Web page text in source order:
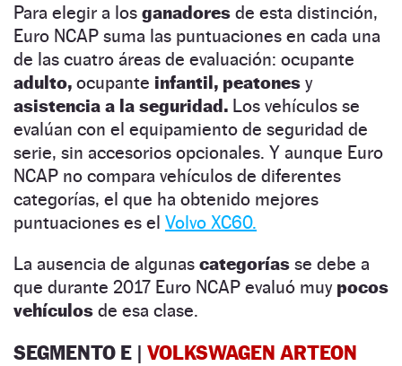
Para elegir a los ganadores de esta distinción,
Euro NCAP suma las puntuaciones en cada una
de las cuatro áreas de evaluación: ocupante
adulto, ocupante infantil, peatones y
asistencia a la seguridad. Los vehículos se
evalúan con el equipamiento de seguridad de
serie, sin accesorios opcionales. Y aunque Euro
NCAP no compara vehículos de diferentes
categorías, el que ha obtenido mejores
puntuaciones es el Volvo XC60.
La ausencia de algunas categorías se debe a
que durante 2017 Euro NCAP evaluó muy pocos
vehículos de esa clase.
SEGMENTO E | VOLKSWAGEN ARTEON